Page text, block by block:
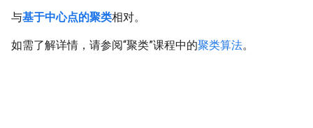
与基于中心点的聚类相对。
如需了解详情，请参阅“聚类”课程中的聚类算法。